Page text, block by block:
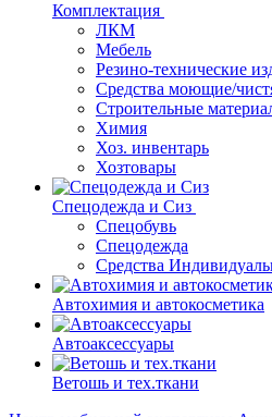
Комплектация
ЛКМ
Мебель
Резино-технические
Средства моющие/
Строительные
Химия
Хоз. инвентарь
Хозтовары
Спецодежда и Сиз
Спецобувь
Спецодежда
Средства
Автохимия и автокосметика
Автоаксессуары
Ветошь и тех.ткани